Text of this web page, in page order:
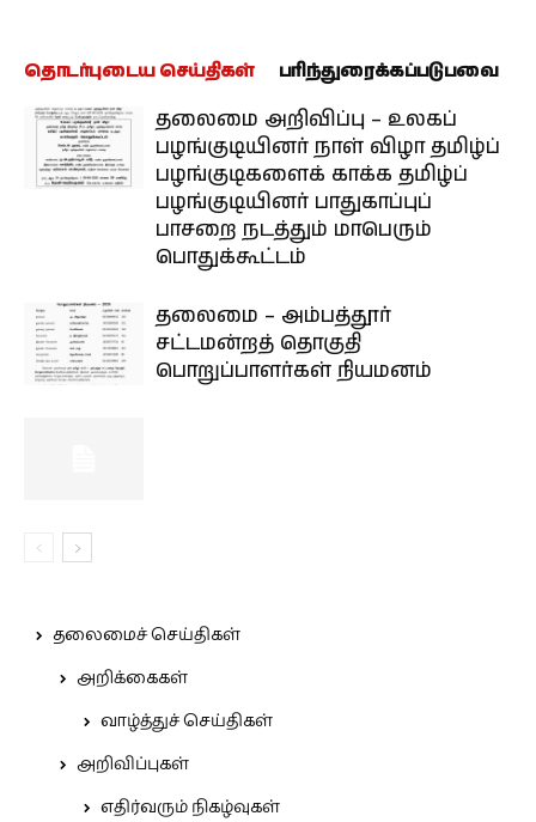
தொடர்புடைய செய்திகள் பரிந்துரைக்கப்படுபவை
தலைமை அறிவிப்பு – உலகப்
பழங்குடியினர் நாள் விழா தமிழ்ப்
பழங்குடிகளைக் காக்க தமிழ்ப்
பழங்குடியினர் பாதுகாப்புப்
பாசறை நடத்தும் மாபெரும்
பொதுக்கூட்டம்
தலைமை – அம்பத்தூர்
சட்டமன்றத் தொகுதி
பொறுப்பாளர்கள் நியமனம்
தலைமைச் செய்திகள்
அறிக்கைகள்
வாழ்த்துச் செய்திகள்
அறிவிப்புகள்
எதிர்வரும் நிகழ்வுகள்